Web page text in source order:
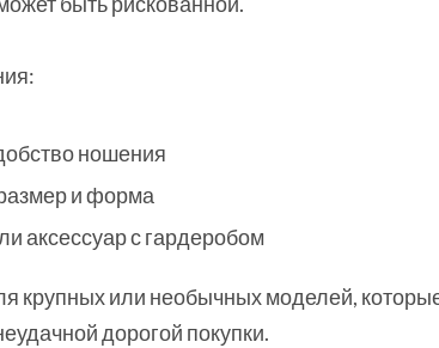
ношения
и форма
аксессуар с гардеробом
крупных или необычных моделей,
дорогой покупки.